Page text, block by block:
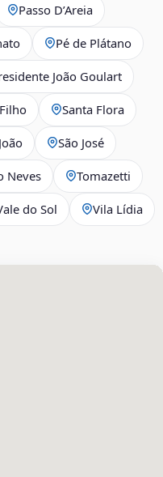
Passo D’Areia
Pé de Plátano
João Goulart
Santa Flora
São José
Neves Tomazetti
do Sol Vila Lídia